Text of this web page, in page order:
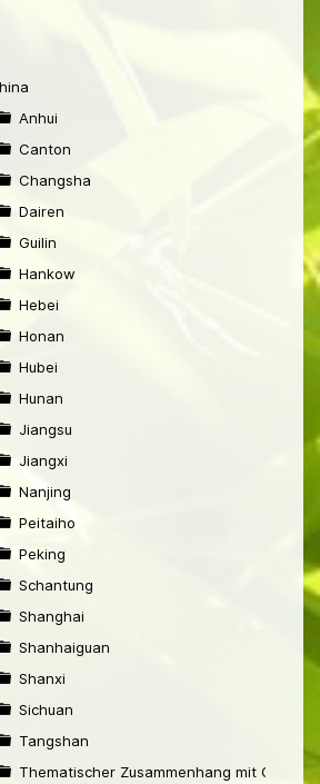
Anhui
Canton
Changsha
Dairen
Guilin
Hankow
Hebei
Honan
Hubei
Hunan
Jiangsu
Jiangxi
Nanjing
Peitaiho
Peking
Schantung
Shanghai
Shanhaiguan
Shanxi
Sichuan
Tangshan
Thematischer Zusammenhang mit China